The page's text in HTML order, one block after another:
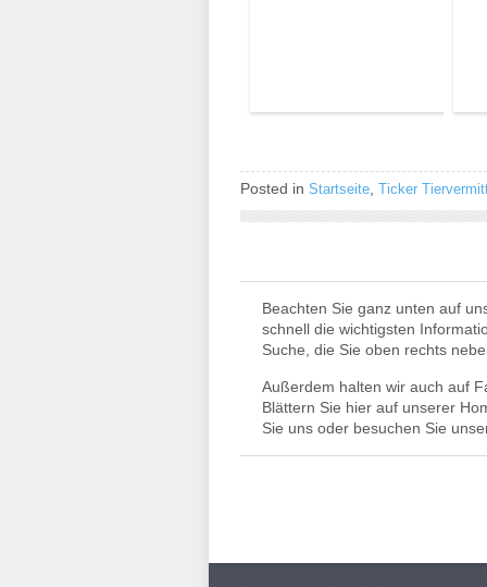
Posted in Startseite Ticker
Beachten Sie ganz unten auf
schnell die wichtigsten
Suche, die Sie oben rechts
Außerdem halten wir auch auf
Blättern Sie hier auf unserer
Sie uns oder besuchen Sie